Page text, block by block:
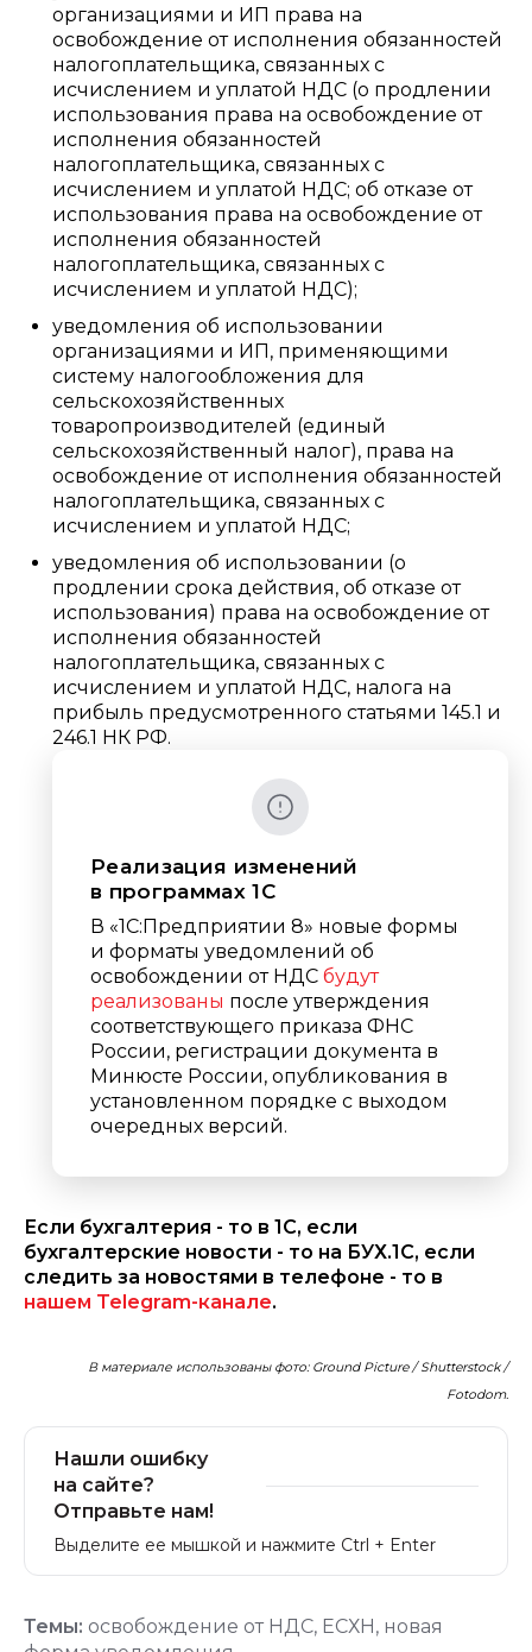
организациями и ИП права на
освобождение от исполнения обязанностей
налогоплательщика, связанных с
исчислением и уплатой НДС (о продлении
использования права на освобождение от
исполнения обязанностей
налогоплательщика, связанных с
исчислением и уплатой НДС; об отказе от
использования права на освобождение от
исполнения обязанностей
налогоплательщика, связанных с
исчислением и уплатой НДС);
уведомления об использовании
организациями и ИП, применяющими
систему налогообложения для
сельскохозяйственных
товаропроизводителей (единый
сельскохозяйственный налог), права на
освобождение от исполнения обязанностей
налогоплательщика, связанных с
исчислением и уплатой НДС;
уведомления об использовании (о
продлении срока действия, об отказе от
использования) права на освобождение от
исполнения обязанностей
налогоплательщика, связанных с
исчислением и уплатой НДС, налога на
прибыль предусмотренного статьями 145.1 и
246.1 НК РФ.
Реализация изменений
в программах 1С
В «1С:Предприятии 8» новые формы
и форматы уведомлений об
освобождении от НДС будут
реализованы после утверждения
соответствующего приказа ФНС
России, регистрации документа в
Минюсте России, опубликования в
установленном порядке с выходом
очередных версий.
Если бухгалтерия - то в 1С, если
бухгалтерские новости - то на БУХ.1С, если
следить за новостями в телефоне - то в
нашем Telegram-канале.
В материале использованы фото: Ground Picture / Shutterstock /
Fotodom.
Нашли ошибку
на сайте?
Отправьте нам!
Выделите ее мышкой и нажмите Ctrl + Enter
Темы: освобождение от НДС, ЕСХН, новая